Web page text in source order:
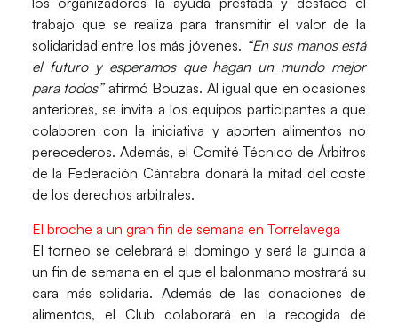
trabajo que se realiza para transmitir el valor de la
solidaridad entre los más jóvenes. “En sus manos está
el futuro y esperamos que hagan un mundo mejor
para todos” afirmó Bouzas. Al igual que en ocasiones
anteriores, se invita a los equipos participantes a que
colaboren con la iniciativa y aporten alimentos no
perecederos. Además, el Comité Técnico de Árbitros
de la Federación Cántabra donará la mitad del coste
de los derechos arbitrales.
El broche a un gran fin de semana en Torrelavega
El torneo se celebrará el domingo y será la guinda a
un fin de semana en el que el balonmano mostrará su
cara más solidaria. Además de las donaciones de
alimentos, el Club colaborará en la recogida de